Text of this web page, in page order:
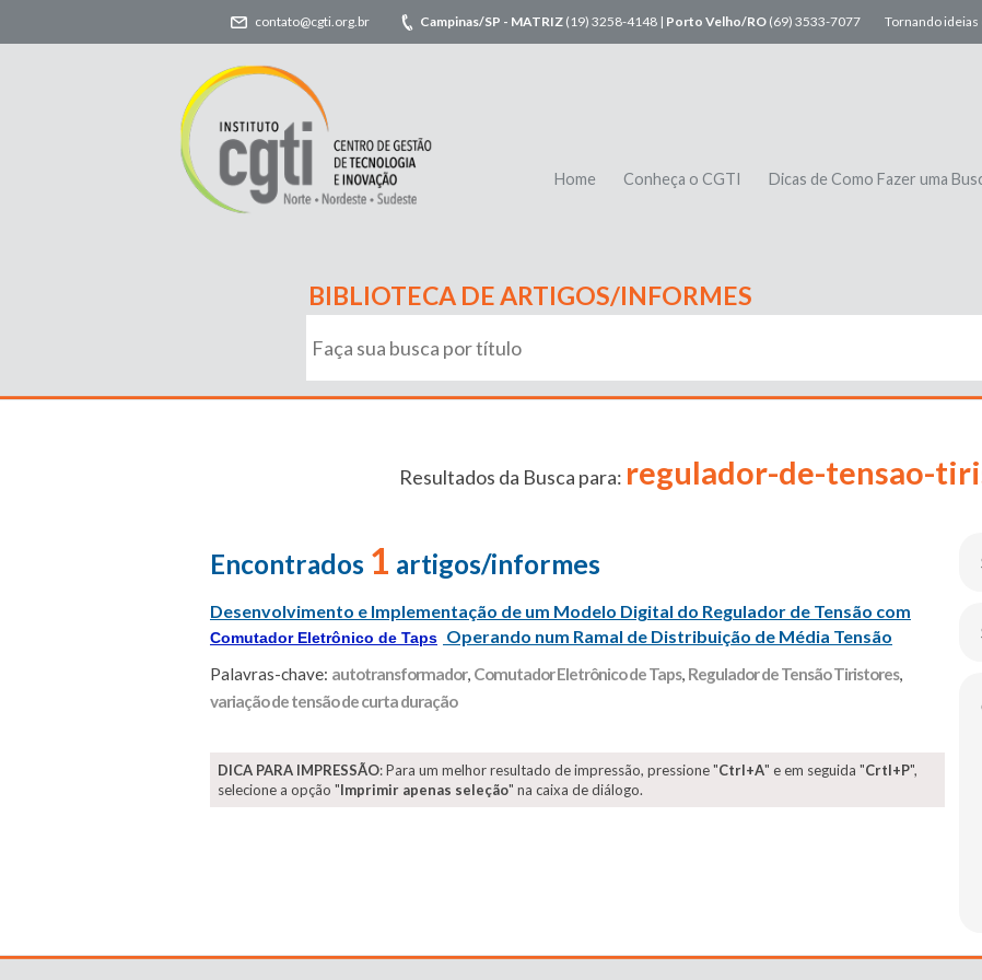
contato@cgti.org.br Campinas/SP - MATRIZ (19) 3258-4148 | Porto Velho/RO (69) 3533-7077 Tornando
Home Conheça o CGTI Dicas de Como Fazer uma
BIBLIOTECA DE ARTIGOS/INFORMES
Resultados da Busca para: regulador-de-tensao-
Encontrados 1 artigos/informes
Desenvolvimento e Implementação de um Modelo Digital do Regulador de Tensão com
Comutador Eletrônico de Taps Operando num Ramal de Distribuição de Média Tensão
Palavras-chave: autotransformador, Comutador Eletrônico de Taps, Regulador de Tensão Tiristores,
variação de tensão de curta duração
DICA PARA IMPRESSÃO: Para um melhor resultado de impressão, pressione "Ctrl+A" e em seguida "Crtl+P",
selecione a opção "Imprimir apenas seleção" na caixa de diálogo.